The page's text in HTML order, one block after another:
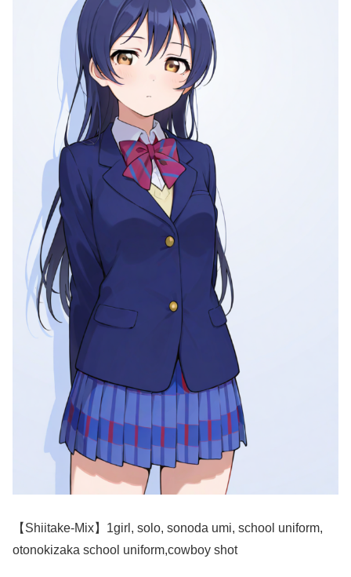
【Shiitake-Mix】1girl, solo, sonoda umi, school uniform,
otonokizaka school uniform,cowboy shot